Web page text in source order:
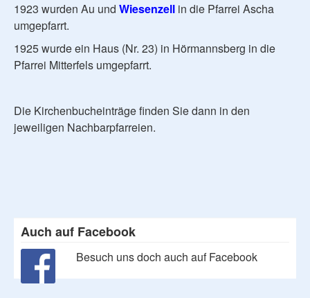
1923 wurden Au und Wiesenzell in die Pfarrei Ascha
umgepfarrt.
1925 wurde ein Haus (Nr. 23) in Hörmannsberg in die
Pfarrei Mitterfels umgepfarrt.
Die Kirchenbucheinträge finden Sie dann in den
jeweiligen Nachbarpfarreien.
Auch auf Facebook
Besuch uns doch auch auf Facebook